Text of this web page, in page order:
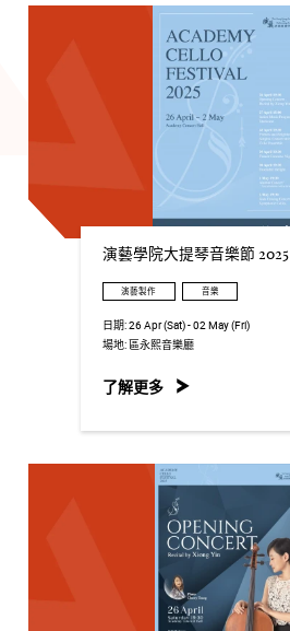
演藝學院大提琴音樂節 2025
演藝製作 音樂
日期:26 Apr (Sat) - 02 May (Fri)
場地:區永熙音樂廳
了解更多